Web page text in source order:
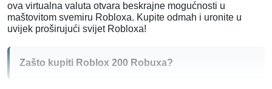
ova virtualna valuta otvara beskrajne mogućnosti u
maštovitom svemiru Robloxa. Kupite odmah i uronite u
uvijek proširujući svijet Robloxa!
Zašto kupiti Roblox 200 Robuxa?